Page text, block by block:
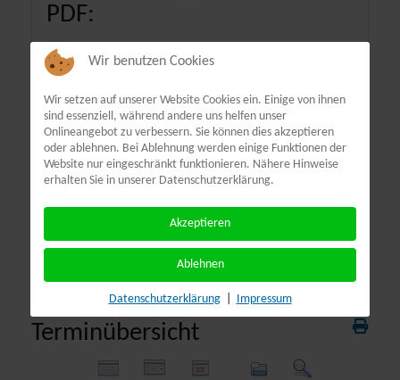
PDF:
Terminübersicht
Wir benutzen Cookies
Wir setzen auf unserer Website Cookies ein. Einige von ihnen
sind essenziell, während andere uns helfen unser
Onlineangebot zu verbessern. Sie können dies akzeptieren
oder ablehnen. Bei Ablehnung werden einige Funktionen der
Website nur eingeschränkt funktionieren. Nähere Hinweise
erhalten Sie in unserer Datenschutzerklärung.
Akzeptieren
Ablehnen
Datenschutzerklärung Impressum